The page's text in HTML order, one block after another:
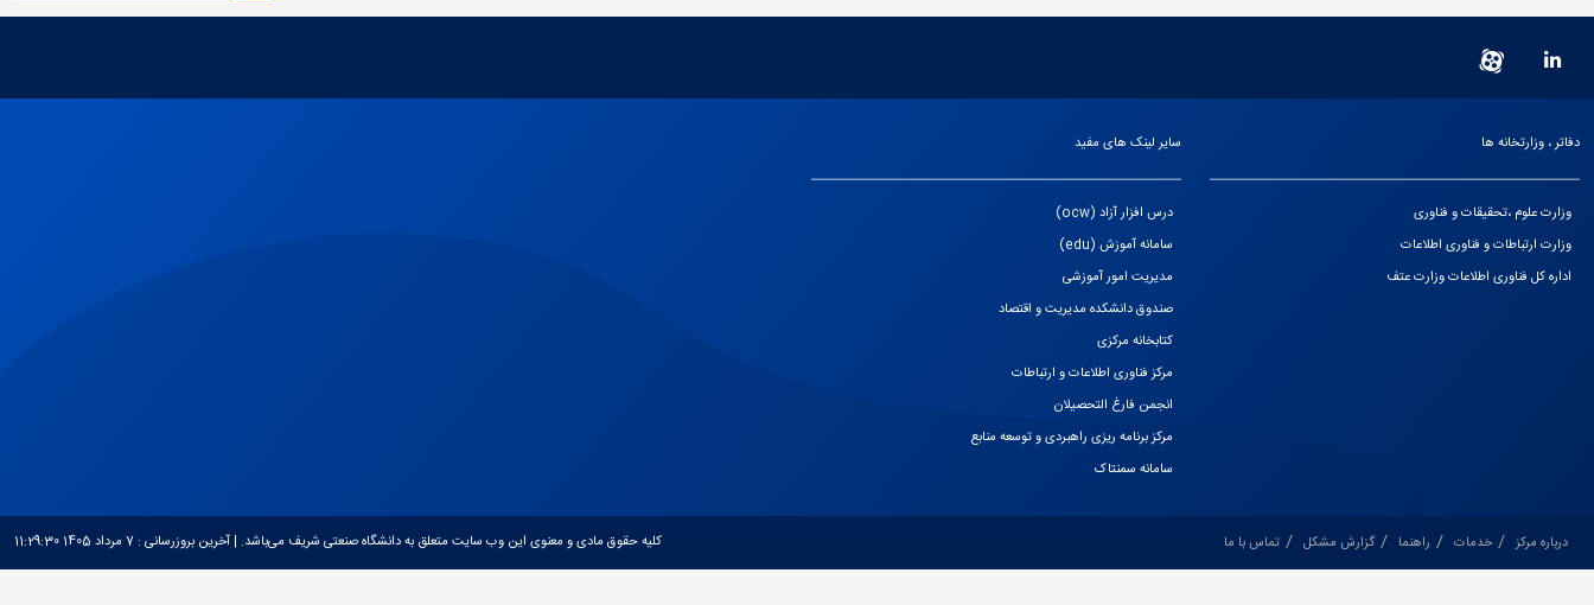
دفاتر ، وزارتخانه ها
وزارت علوم ،تحقیقات و فناوری
وزارت ارتباطات و فناوری اطلاعات
اداره کل فناوری اطلاعات وزارت عتف
سایر لینک های مفید
درس افزار آزاد (ocw)
سامانه آموزش (edu)
مدیریت امور آموزشی
صندوق دانشکده مدیریت و اقتصاد
کتابخانه مرکزی
مرکز فناوری اطلاعات و ارتباطات
انجمن فارغ التحصیلان
مرکز برنامه ریزی راهبردی و توسعه منابع
سامانه سمنتاک
درباره مرکز خدمات راهنما گزارش مشکل تماس با ما کلیه حقوق مادی و معنوی این وب سایت متعلق به دانشگاه صنعتی شریف می‌باشد. | آخرین بروزرسانی : 7 مرداد 1405 11:29:30